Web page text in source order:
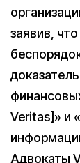
заявив,
Veritas]» и
Адвокаты